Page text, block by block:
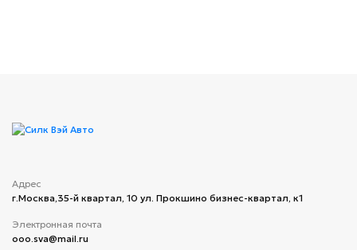
Адрес
г.Москва,​35-й квартал, 10 ​ул. Прокшино бизнес-квартал, к1
Электронная почта
ooo.sva@mail.ru